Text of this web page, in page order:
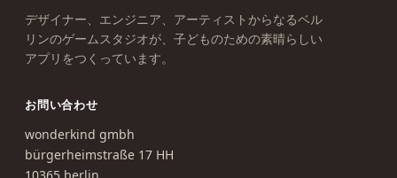
デザイナー、エンジニア、アーティストからなるベル
リンのゲームスタジオが、子どものための素晴らしい
アプリをつくっています。
お問い合わせ
wonderkind gmbh
bürgerheimstraße 17 HH